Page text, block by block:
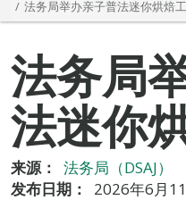
法务局举办亲子普法迷你烘焙
法务局
法迷你
来源：
法务局（DSAJ）
发布日期：
2026年6月